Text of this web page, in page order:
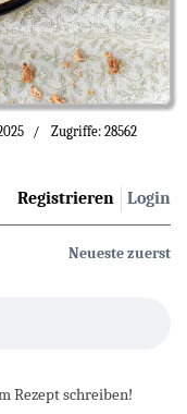
Zugriffe: 28562
Login
Registrieren
Neueste zuerst
Rezept schreiben!